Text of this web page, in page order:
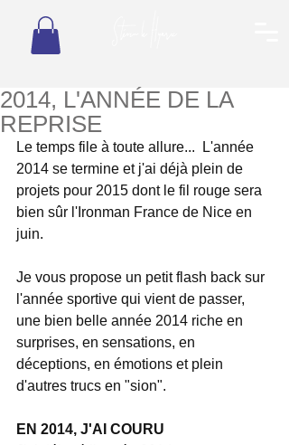
2014, L'ANNÉE DE LA
REPRISE
Le temps file à toute allure...  L'année
2014 se termine et j'ai déjà plein de
projets pour 2015 dont le fil rouge sera
bien sûr l'Ironman France de Nice en
juin.
Je vous propose un petit flash back sur
l'année sportive qui vient de passer,
une bien belle année 2014 riche en
surprises, en sensations, en
déceptions, en émotions et plein
d'autres trucs en "sion".
EN 2014, J'AI COURU